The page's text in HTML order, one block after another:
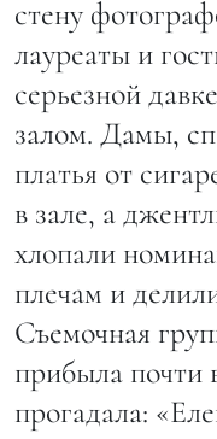
стену
лауреаты и
серьезной
залом. Дамы,
платья от
в зале, а
хлопали
плечам и
Съемочная
прибыла почти
прогадала: